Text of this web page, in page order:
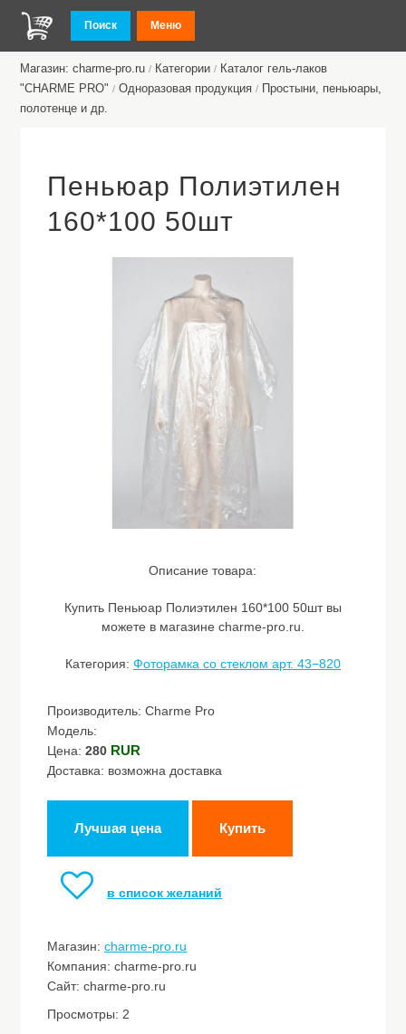
Поиск Меню
Магазин: charme-pro.ru / Категории / Каталог гель-лаков
"CHARME PRO" / Одноразовая продукция / Простыни, пеньюары,
полотенце и др.
Пеньюар Полиэтилен
160*100 50шт
Описание товара:
Купить Пеньюар Полиэтилен 160*100 50шт вы
можете в магазине charme-pro.ru.
Категория: Фоторамка со стеклом арт. 43−820
Производитель: Charme Pro
Модель:
Цена:280 RUR
Доставка: возможна доставка
Лучшая цена Купить
в список желаний
Магазин:charme-pro.ru
Компания: charme-pro.ru
Сайт: charme-pro.ru
Просмотры: 2